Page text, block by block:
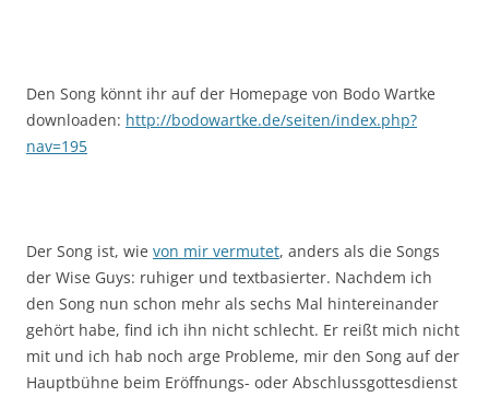
Den Song könnt ihr auf der Homepage von Bodo Wartke
downloaden: http://bodowartke.de/seiten/index.php?
nav=195
Der Song ist, wie von mir vermutet, anders als die Songs
der Wise Guys: ruhiger und textbasierter. Nachdem ich
den Song nun schon mehr als sechs Mal hintereinander
gehört habe, find ich ihn nicht schlecht. Er reißt mich nicht
mit und ich hab noch arge Probleme, mir den Song auf der
Hauptbühne beim Eröffnungs- oder Abschlussgottesdienst